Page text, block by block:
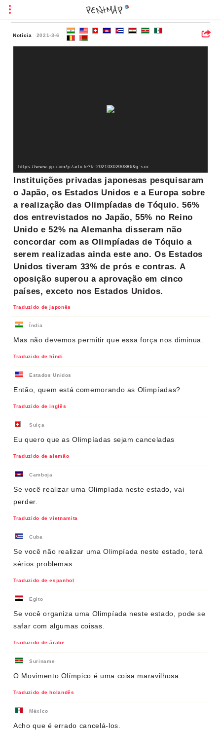
Notícia 2021-3-6
https://www.jiji.com/jc/article?k=2021030200886&g=soc
Instituições privadas japonesas pesquisaram
o Japão, os Estados Unidos e a Europa sobre
a realização das Olimpíadas de Tóquio. 56%
dos entrevistados no Japão, 55% no Reino
Unido e 52% na Alemanha disseram não
concordar com as Olimpíadas de Tóquio a
serem realizadas ainda este ano. Os Estados
Unidos tiveram 33% de prós e contras. A
oposição superou a aprovação em cinco
países, exceto nos Estados Unidos.
Traduzido de japonês
Índia
Mas não devemos permitir que essa força nos diminua.
Traduzido de híndi
Estados Unidos
Então, quem está comemorando as Olimpíadas?
Traduzido de inglês
Suíça
Eu quero que as Olimpíadas sejam canceladas
Traduzido de alemão
Camboja
Se você realizar uma Olimpíada neste estado, vai
perder.
Traduzido de vietnamita
Cuba
Se você não realizar uma Olimpíada neste estado, terá
sérios problemas.
Traduzido de espanhol
Egito
Se você organiza uma Olimpíada neste estado, pode se
safar com algumas coisas.
Traduzido de árabe
Suriname
O Movimento Olímpico é uma coisa maravilhosa.
Traduzido de holandês
México
Acho que é errado cancelá-los.